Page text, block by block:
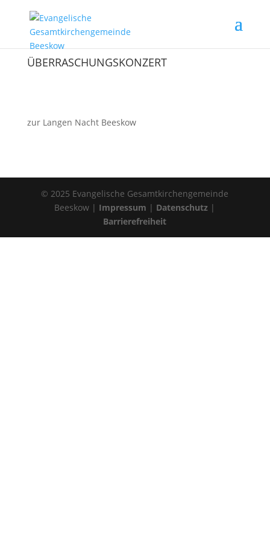
ÜBERRASCHUNGSKONZERT
zur Langen Nacht Beeskow
© 2025 Evangelische Gesamtkirchengemeinde
Beeskow | Impressum | Datenschutz |
Barrierefreiheit